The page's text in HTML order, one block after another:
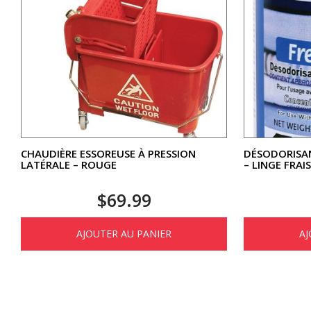
CHAUDIÈRE ESSOREUSE À PRESSION
LATÉRALE – ROUGE
$69.99
AJOUTER AU PANIER
– LINGE FRAIS